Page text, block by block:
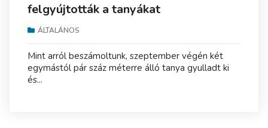
felgyújtották a tanyákat
ÁLTALÁNOS
Mint arról beszámoltunk, szeptember végén két
egymástól pár száz méterre álló tanya gyulladt ki
és...